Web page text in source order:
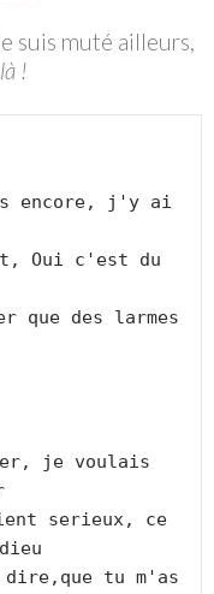
suis muté ailleurs,
!
encore, j'y ai
je voulais